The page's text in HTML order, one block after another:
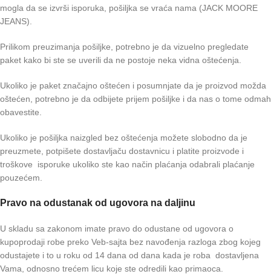
mogla da se izvrši isporuka, pošiljka se vraća nama (JACK MOORE
JEANS).
Prilikom preuzimanja pošiljke, potrebno je da vizuelno pregledate
paket kako bi ste se uverili da ne postoje neka vidna oštećenja.
Ukoliko je paket značajno oštećen i posumnjate da je proizvod možda
oštećen, potrebno je da odbijete prijem pošiljke i da nas o tome odmah
obavestite.
Ukoliko je pošiljka naizgled bez oštećenja možete slobodno da je
preuzmete, potpišete dostavljaču dostavnicu i platite proizvode i
troškove isporuke ukoliko ste kao način plaćanja odabrali plaćanje
pouzećem.
Pravo na odustanak od ugovora na daljinu
U skladu sa zakonom imate pravo do odustane od ugovora o
kupoprodaji robe preko Veb-sajta bez navođenja razloga zbog kojeg
odustajete i to u roku od 14 dana od dana kada je roba dostavljena
Vama, odnosno trećem licu koje ste odredili kao primaoca.